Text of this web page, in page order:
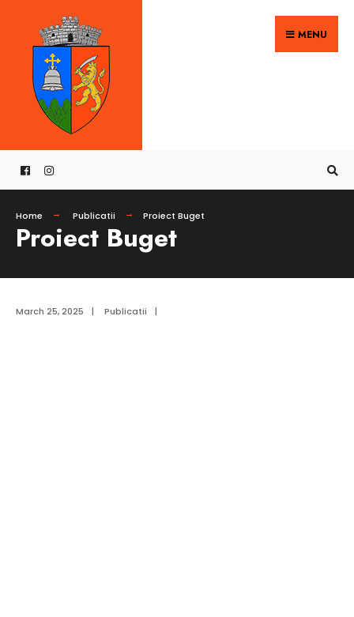
content
MENU
Home Publicatii Proiect Buget
Proiect Buget
March 25, 2025 | Publicatii |
Search
for: